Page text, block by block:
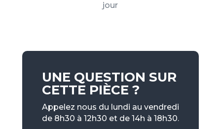
jour
UNE QUESTION SUR
CETTE PIÈCE ?
Appelez nous du lundi au vendredi
de 8h30 à 12h30 et de 14h à 18h30.